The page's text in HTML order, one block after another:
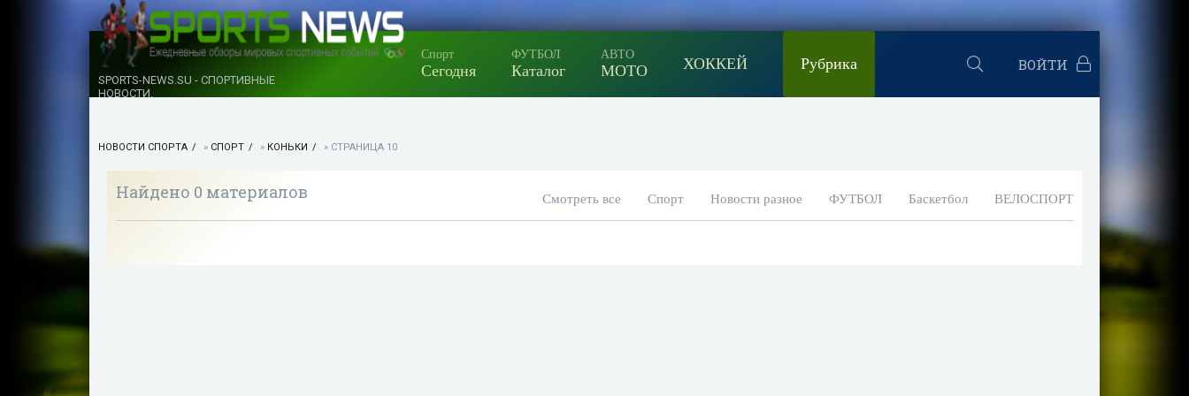
SPORTS-NEWS.SU - СПОРТИВНЫЕ
НОВОСТИ.
Спорт
Сегодня
ФУТБОЛ
Каталог
АВТО
МОТО ХОККЕЙ Рубрика ВОЙТИ
НОВОСТИ СПОРТА » СПОРТ » КОНЬКИ » СТРАНИЦА 10
Найдено 0 материалов Смотреть все Спорт Новости разное ФУТБОЛ Баскетбол ВЕЛОСПОРТ